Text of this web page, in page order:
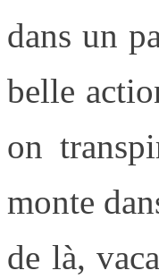
dans un
belle
on
monte
de là,